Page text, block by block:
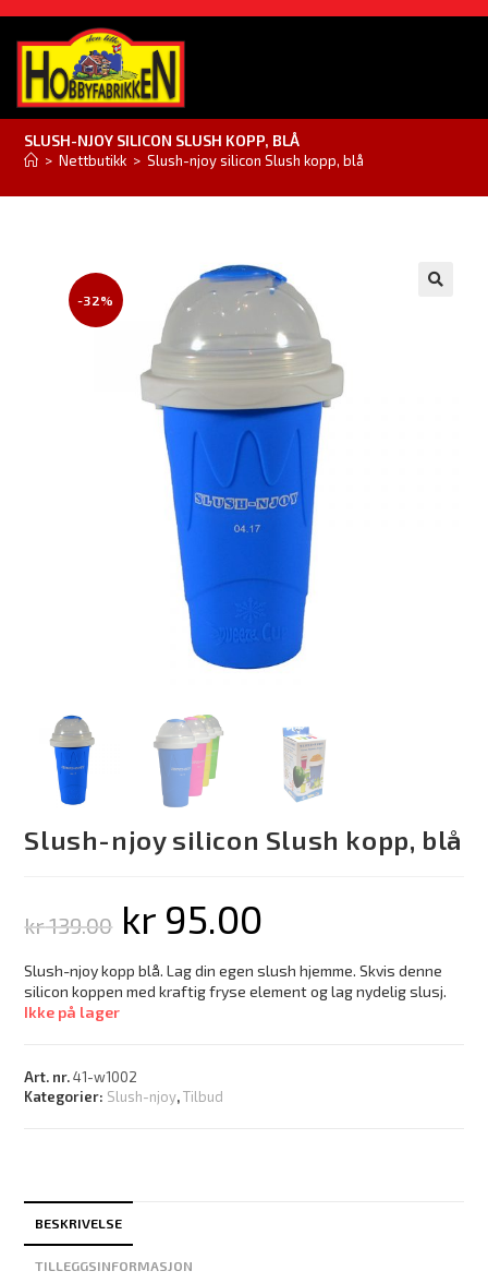
SLUSH-NJOY SILICON SLUSH KOPP, BLÅ
> Nettbutikk > Slush-njoy silicon Slush kopp, blå
-32%
Slush-njoy silicon Slush kopp, blå
kr139.00 kr 95.00
Slush-njoy kopp blå. Lag din egen slush hjemme. Skvis denne
silicon koppen med kraftig fryse element og lag nydelig slusj.
Ikke på lager
Art. nr.41-w1002
Kategorier: Slush-njoy,Tilbud
BESKRIVELSE
TILLEGGSINFORMASJON